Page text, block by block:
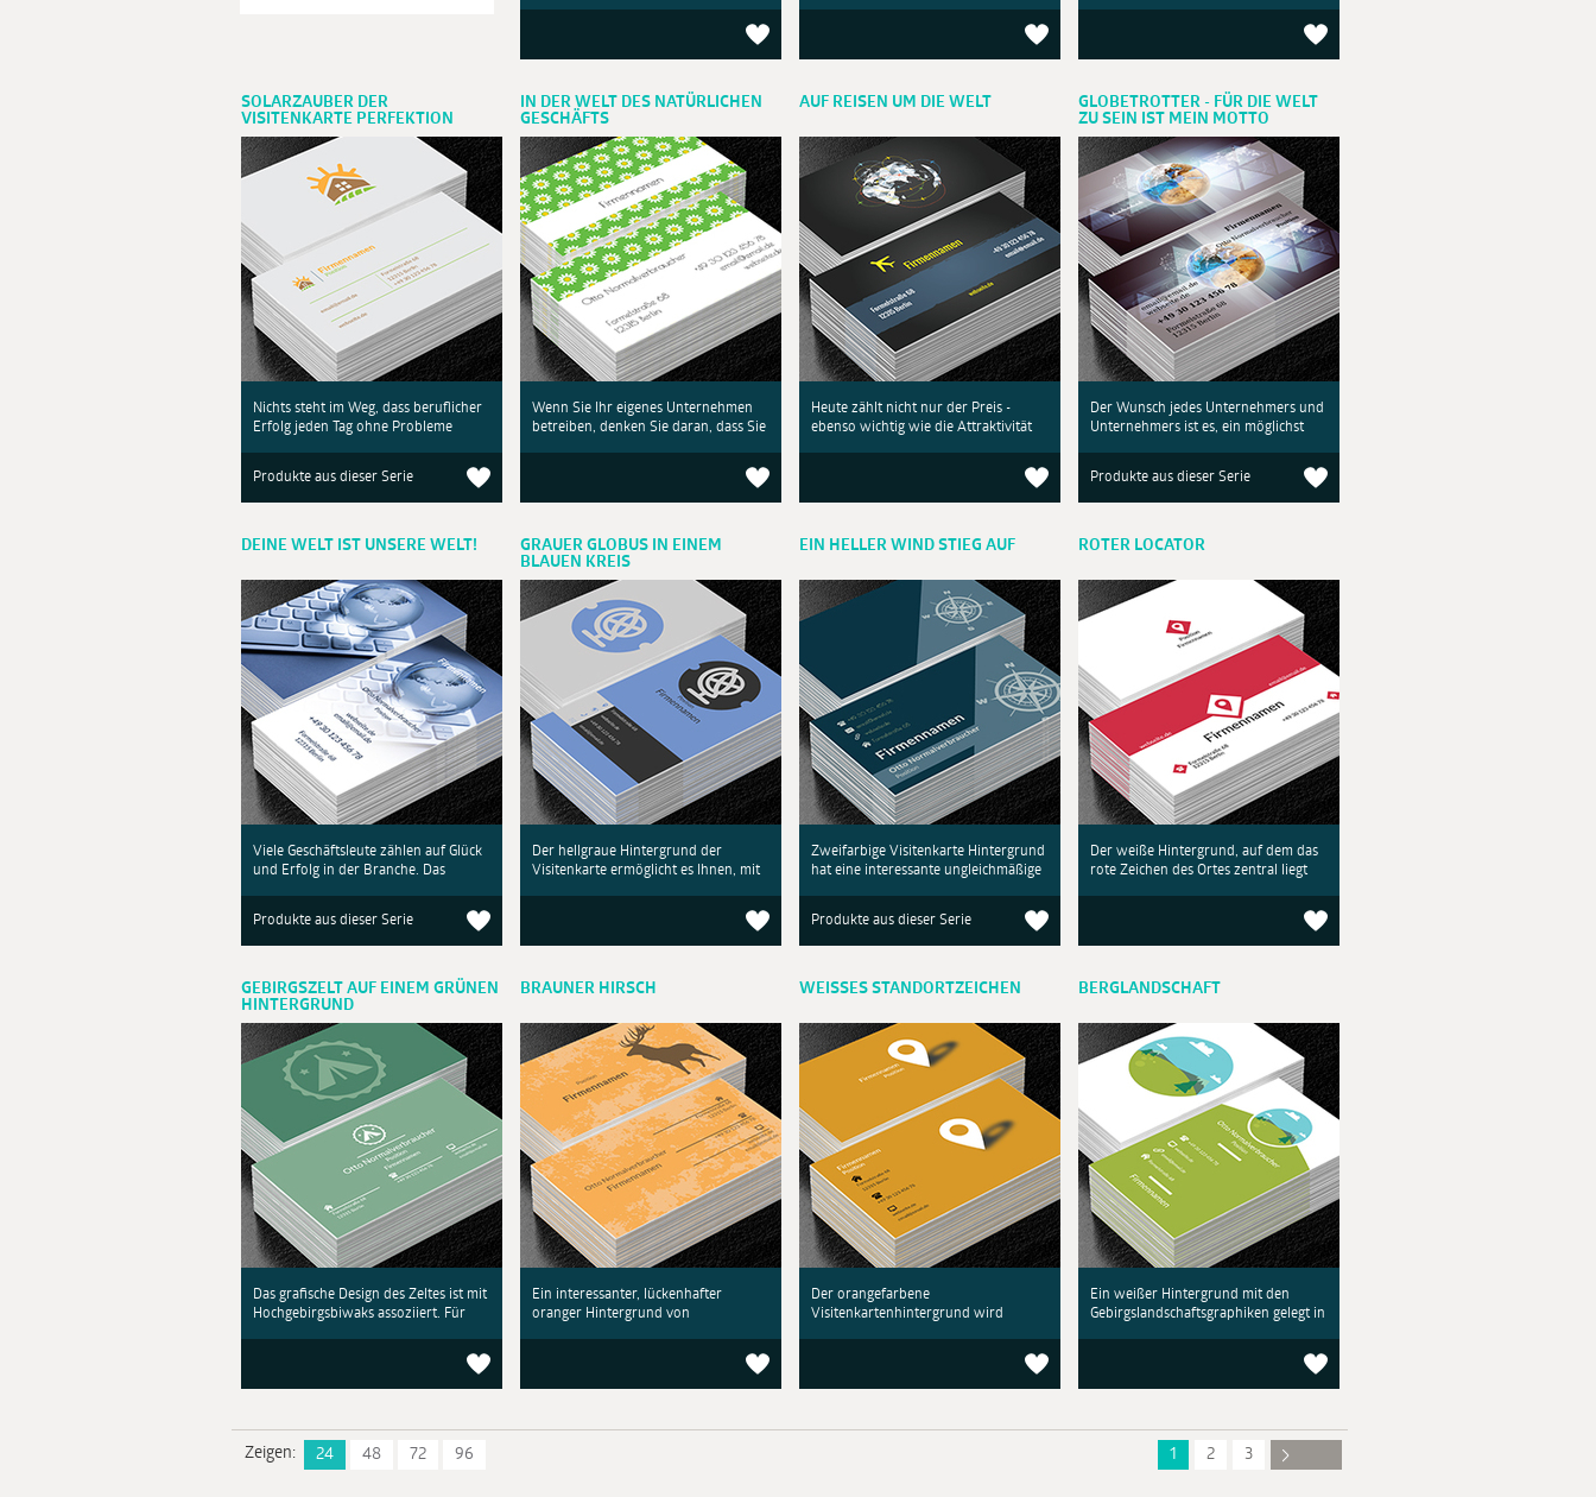
SOLARZAUBER DER
VISITENKARTE PERFEKTION
Nichts steht im Weg, dass beruflicher
Erfolg jeden Tag ohne Probleme
Produkte aus dieser Serie
IN DER WELT DES NATÜRLICHEN
GESCHÄFTS
Wenn Sie Ihr eigenes Unternehmen
betreiben, denken Sie daran, dass Sie
AUF REISEN UM DIE WELT
Heute zählt nicht nur der Preis -
ebenso wichtig wie die Attraktivität
GLOBETROTTER - FÜR DIE WELT
ZU SEIN IST MEIN MOTTO
Der Wunsch jedes Unternehmers und
Unternehmers ist es, ein möglichst
Produkte aus dieser Serie
DEINE WELT IST UNSERE WELT!
Viele Geschäftsleute zählen auf Glück
und Erfolg in der Branche. Das
Produkte aus dieser Serie
GRAUER GLOBUS IN EINEM
BLAUEN KREIS
Der hellgraue Hintergrund der
Visitenkarte ermöglicht es Ihnen, mit
EIN HELLER WIND STIEG AUF
Zweifarbige Visitenkarte Hintergrund
hat eine interessante ungleichmäßige
Produkte aus dieser Serie
ROTER LOCATOR
Der weiße Hintergrund, auf dem das
rote Zeichen des Ortes zentral liegt
GEBIRGSZELT AUF EINEM GRÜNEN
HINTERGRUND
Das grafische Design des Zeltes ist mit
Hochgebirgsbiwaks assoziiert. Für
BRAUNER HIRSCH
Ein interessanter, lückenhafter
oranger Hintergrund von
WEISSES STANDORTZEICHEN
Der orangefarbene
Visitenkartenhintergrund wird
BERGLANDSCHAFT
Ein weißer Hintergrund mit den
Gebirgslandschaftsgraphiken gelegt in
Zeigen: 24 48 72 96 1 2 3